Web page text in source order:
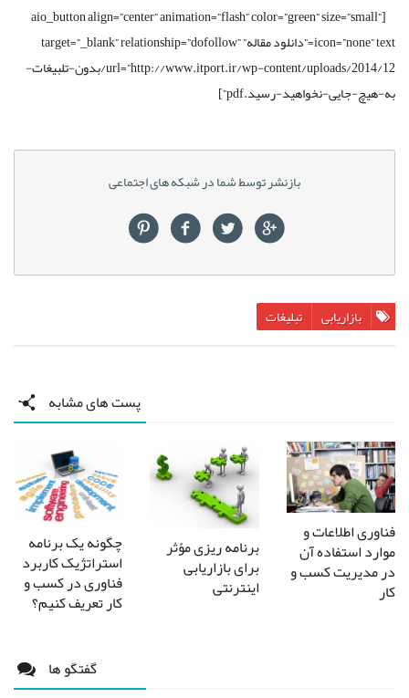
[aio_button align=”center” animation=”flash” color=”green” size=”small”
icon=”none” text=”دانلود مقاله” target=”_blank” relationship=”dofollow”
url=”http://www.itport.ir/wp-content/uploads/2014/12/بدون-تلبیغات-
به-هیچ-جایی-نخواهید-رسید.pdf”]
بازنشر توسط شما در شبکه های اجتماعی
بازاریابی تبلیغات
پست های مشابه
فناوری اطلاعات و
موارد استفاده آن
در مدیریت کسب و
کار
برنامه ریزی مؤثر
برای بازاریابی
اینترنتی
چگونه یک برنامه
استراتژیک کاربرد
فناوری در کسب و
کار تعریف کنیم؟
گفتگو ها